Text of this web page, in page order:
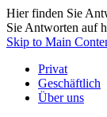
Hier finden Sie
Sie Antworten auf
Skip to Main
Privat
Geschäftlich
Über uns